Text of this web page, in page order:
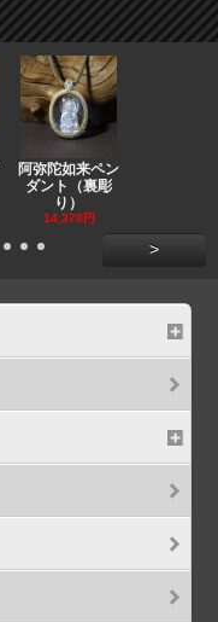
阿弥陀如来ペン
ダント（裏彫
り）
14,370円
>